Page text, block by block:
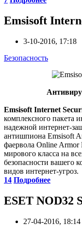
Emsisoft
3-10-2016, 17:18
Безопасность
Emsisoft Internet
комплексного пакета
надежной интернет-
антишпиона Emsisoft
фаервола Online Armor
мирового класса на
безопасности вашего
видов интернет-угроз.
14 Подробнее
ESET NOD32
27-04-2016, 18:14